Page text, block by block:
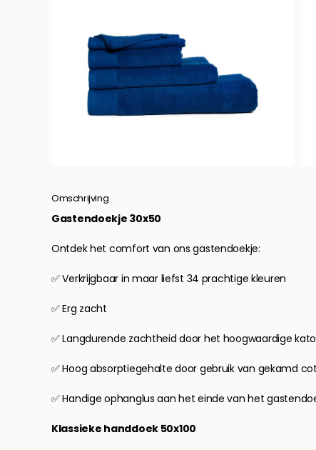
Omschrijving
Gastendoekje 30x50
Ontdek het comfort van ons gastendoekje:
✅ Verkrijgbaar in maar liefst 34 prachtige kleuren
✅ Erg zacht
✅ Langdurende zachtheid door het hoogwaardige
✅ Hoog absorptiegehalte door gebruik van gekamd
✅ Handige ophanglus aan het einde van het
Klassieke handdoek 50x100